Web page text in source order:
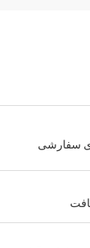
سفارشی